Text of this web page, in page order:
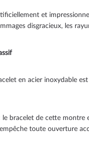
et
disgracieux, les
en acier inoxydable
bracelet de cette montre
toute ouverture